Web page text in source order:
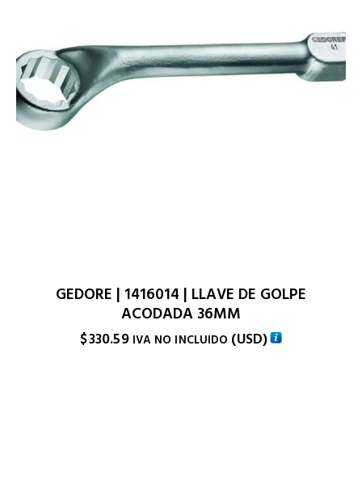
GEDORE | 1416014 | LLAVE DE GOLPE
ACODADA 36MM
$330.59 IVA NO INCLUIDO (USD)